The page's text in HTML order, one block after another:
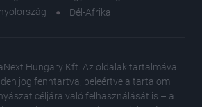
Dél-Afrika
Hungary Kft. Az oldalak tartalmával
jog fenntartva, beleértve a tartalom
céljára való felhasználását is – a